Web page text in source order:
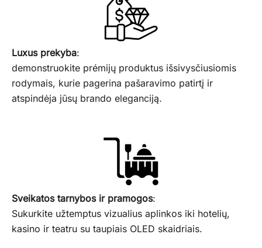
Luxus prekyba:
demonstruokite prémijų produktus išsivysčiusiomis
rodymais, kurie pagerina pašaravimo patirtį ir
atspindėja jūsų brando eleganciją.
Sveikatos tarnybos ir pramogos:
Sukurkite užtemptus vizualius aplinkos iki hotelių,
kasino ir teatru su taupiais OLED skaidriais.